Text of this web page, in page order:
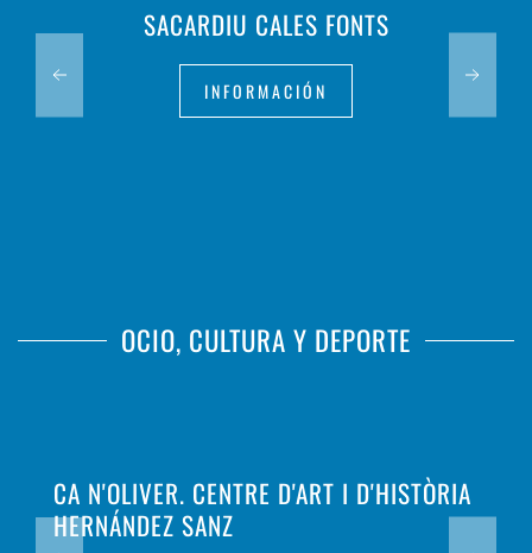
SACARDIU CALES FONTS
INFORMACIÓN
OCIO, CULTURA Y DEPORTE
CA N'OLIVER. CENTRE D'ART I D'HISTÒRIA
HERNÁNDEZ SANZ